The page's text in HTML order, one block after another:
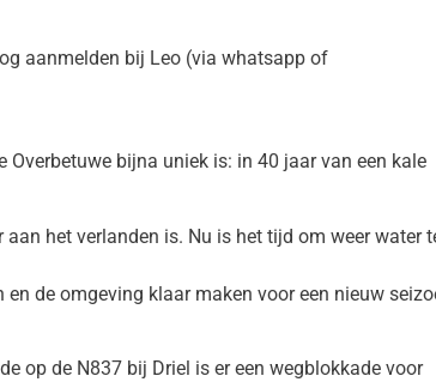
aanmelden bij Leo (via whatsapp of
bijna uniek is: in 40 jaar van een kale
het verlanden is. Nu is het tijd om weer water
de omgeving klaar maken voor een nieuw
op de N837 bij Driel is er een wegblokkade voor